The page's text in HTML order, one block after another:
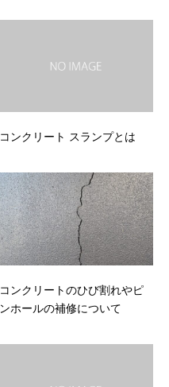
コンクリート スランプとは
コンクリートのひび割れやピ
ンホールの補修について